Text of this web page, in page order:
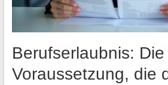
Berufserlaubnis: Die
Voraussetzung, die